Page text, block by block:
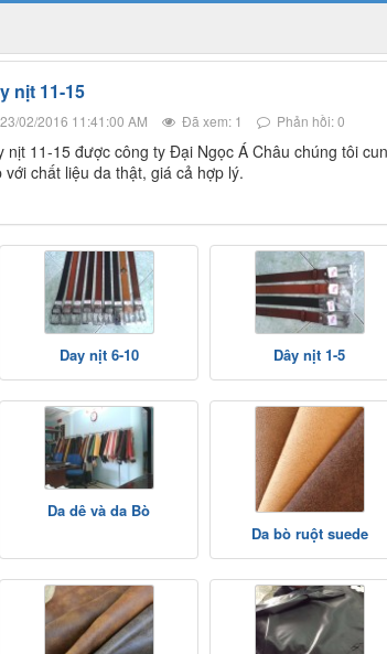
nịt 11-15
23/02/2016 11:41:00 AM Đã xem: 1 Phản hồi: 0
nịt 11-15 được công ty Đại Ngọc Á Châu chúng tôi
với chất liệu da thật, giá cả hợp lý.
Day nịt 6-10 Dây nịt 1-5
Da dê và da Bò
Da bò ruột suede